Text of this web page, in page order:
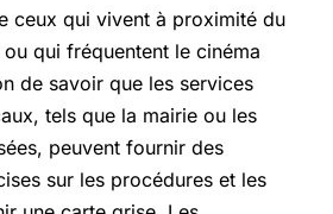
ceux qui vivent à proximité du
qui fréquentent le cinéma
de savoir que les services
tels que la mairie ou les
peuvent fournir des
sur les procédures et les